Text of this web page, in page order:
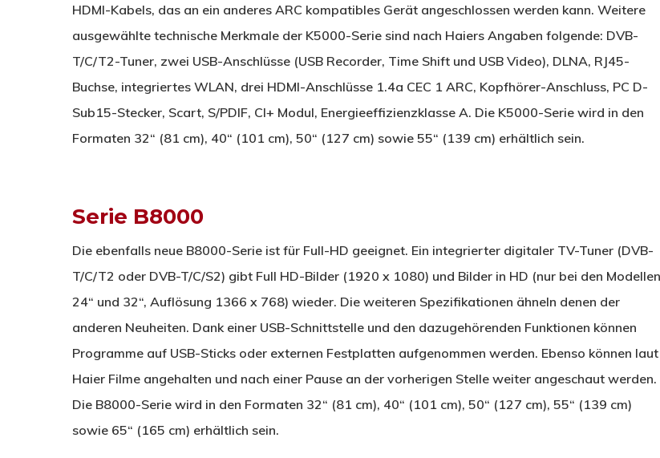
HDMI-Kabels, das an ein anderes ARC kompatibles Gerät angeschlossen werden kann. Weitere
ausgewählte technische Merkmale der K5000-Serie sind nach Haiers Angaben folgende: DVB-
T/C/T2-Tuner, zwei USB-Anschlüsse (USB Recorder, Time Shift und USB Video), DLNA, RJ45-
Buchse, integriertes WLAN, drei HDMI-Anschlüsse 1.4a CEC 1 ARC, Kopfhörer-Anschluss, PC D-
Sub15-Stecker, Scart, S/PDIF, Cl+ Modul, Energieeffizienzklasse A. Die K5000-Serie wird in den
Formaten 32“ (81 cm), 40“ (101 cm), 50“ (127 cm) sowie 55“ (139 cm) erhältlich sein.
Serie B8000
Die ebenfalls neue B8000-Serie ist für Full-HD geeignet. Ein integrierter digitaler TV-Tuner (DVB-
T/C/T2 oder DVB-T/C/S2) gibt Full HD-Bilder (1920 x 1080) und Bilder in HD (nur bei den Modellen
24“ und 32“, Auflösung 1366 x 768) wieder. Die weiteren Spezifikationen ähneln denen der
anderen Neuheiten. Dank einer USB-Schnittstelle und den dazugehörenden Funktionen können
Programme auf USB-Sticks oder externen Festplatten aufgenommen werden. Ebenso können laut
Haier Filme angehalten und nach einer Pause an der vorherigen Stelle weiter angeschaut werden.
Die B8000-Serie wird in den Formaten 32“ (81 cm), 40“ (101 cm), 50“ (127 cm), 55“ (139 cm)
sowie 65“ (165 cm) erhältlich sein.